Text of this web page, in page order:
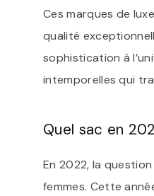
Ces marques de
qualité
sophistication à
intemporelles qui
Quel sac en
En 2022, la
femmes. Cette